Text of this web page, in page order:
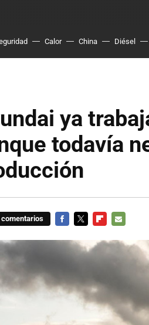
Calor China Diésel
ya
todavía
comentarios
MAIL